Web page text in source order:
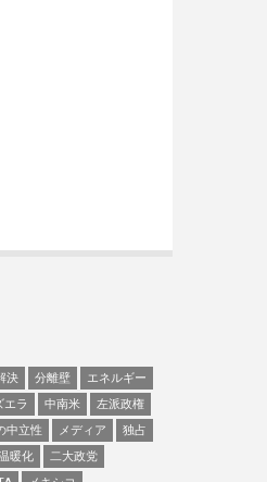
決 分離壁
エネルギー
エラ 中南米
左派政権
中立性 メディア
独占
暖化
二大政党